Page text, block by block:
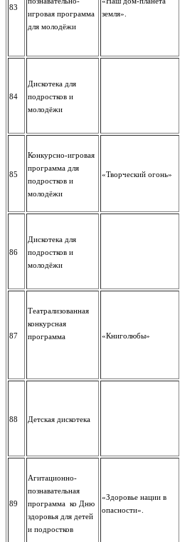
83
игровая программа
для молодёжи
земля».
84
Дискотека для
подростков и
молодёжи
85
Конкурсно-игровая
программа для
подростков и
молодёжи
«Творческий огонь»
86
Дискотека для
подростков и
молодёжи
87
Театрализованная
конкурсная
программа
«Книголюбы»
88 Детская дискотека
89
Агитационно-
познавательная
программа ко Дню
здоровья для детей
и подростков
«Здоровье нации в
опасности».